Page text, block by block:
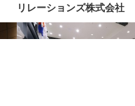
リレーションズ株式会社